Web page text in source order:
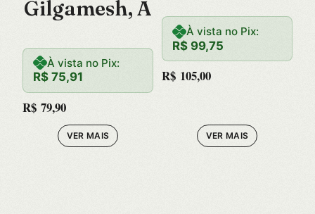
Gilgamesh, A
À vista no Pix:
R$ 75,91
R$ 79,90
VER MAIS
–
À vista no Pix:
R$ 99,75
R$ 105,00
VER MAIS